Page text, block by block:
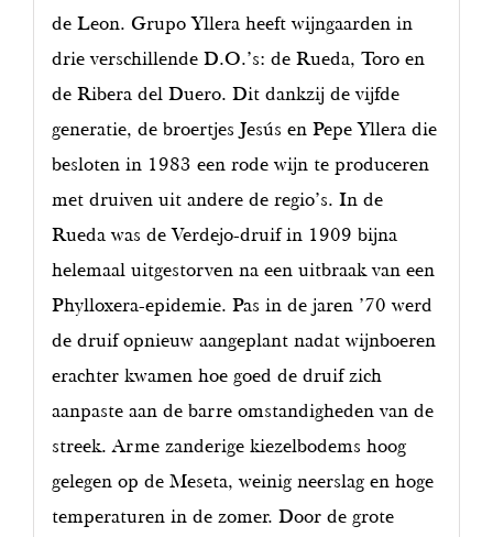
de Leon. Grupo Yllera heeft wijngaarden in
drie verschillende D.O.’s: de Rueda, Toro en
de Ribera del Duero. Dit dankzij de vijfde
generatie, de broertjes Jesús en Pepe Yllera die
besloten in 1983 een rode wijn te produceren
met druiven uit andere de regio’s. In de
Rueda was de Verdejo-druif in 1909 bijna
helemaal uitgestorven na een uitbraak van een
Phylloxera-epidemie. Pas in de jaren ’70 werd
de druif opnieuw aangeplant nadat wijnboeren
erachter kwamen hoe goed de druif zich
aanpaste aan de barre omstandigheden van de
streek. Arme zanderige kiezelbodems hoog
gelegen op de Meseta, weinig neerslag en hoge
temperaturen in de zomer. Door de grote